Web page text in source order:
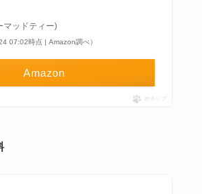
マッドティー)
07:02時点 | Amazon調べ）
Amazon
ポチップ